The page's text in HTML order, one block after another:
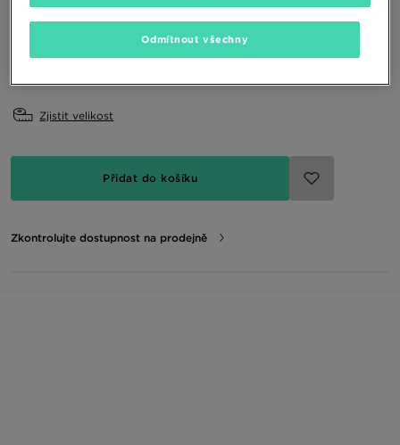
Zjistit velikost
Přidat do košíku
Zkontrolujte dostupnost na prodejně
Odmítnout všechny